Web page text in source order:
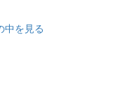
中を見る